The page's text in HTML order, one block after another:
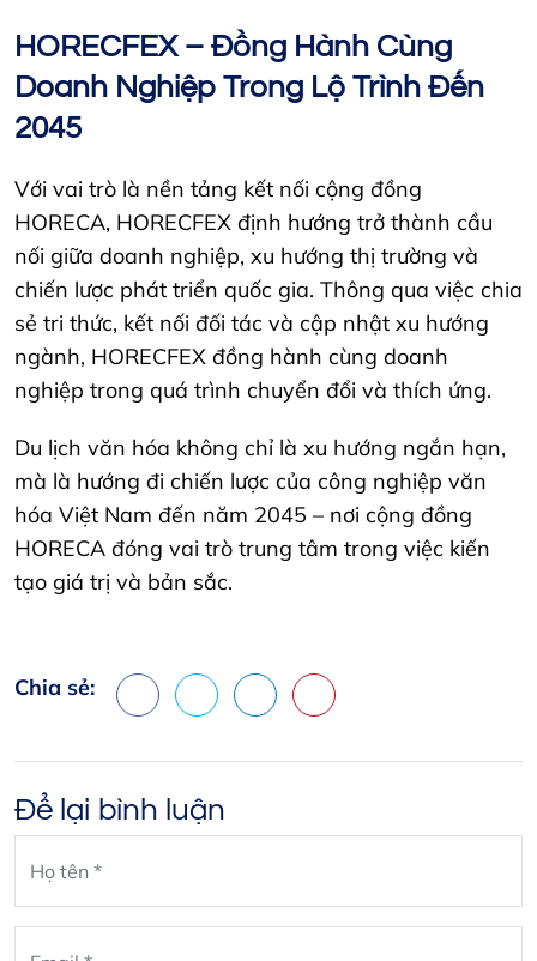
HORECFEX – Đồng Hành Cùng
Doanh Nghiệp Trong Lộ Trình Đến
2045
Với vai trò là nền tảng kết nối cộng đồng
HORECA, HORECFEX định hướng trở thành cầu
nối giữa doanh nghiệp, xu hướng thị trường và
chiến lược phát triển quốc gia. Thông qua việc chia
sẻ tri thức, kết nối đối tác và cập nhật xu hướng
ngành, HORECFEX đồng hành cùng doanh
nghiệp trong quá trình chuyển đổi và thích ứng.
Du lịch văn hóa không chỉ là xu hướng ngắn hạn,
mà là hướng đi chiến lược của công nghiệp văn
hóa Việt Nam đến năm 2045 – nơi cộng đồng
HORECA đóng vai trò trung tâm trong việc kiến
tạo giá trị và bản sắc.
Chia sẻ:
Facebook
X LinkedInPinterest
Để lại bình luận
blank